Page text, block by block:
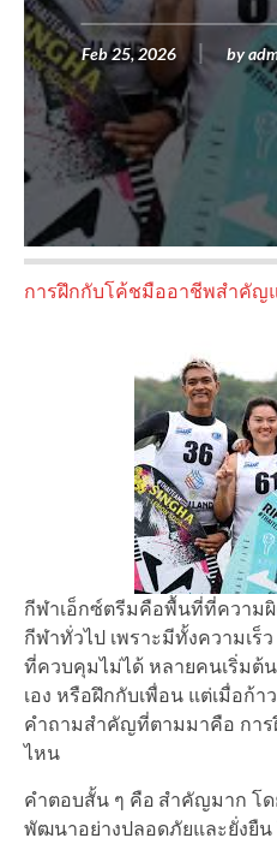
Feb 25, 2026 by
การฝึกกับโค้ชมืออาชีพสำคัญ
กีฬาเอ็กซ์ตรีมคือพื้นที่ที่ความ
กีฬาทั่วไป เพราะมีทั้งความเ
ที่ควบคุมไม่ได้ หลายคนเริ่มต้
เอง หรือฝึกกับเพื่อน แต่เมื่อก้
คำถามสำคัญที่ตามมาคือ กา
ไหน
คำตอบสั้น ๆ คือ สำคัญมาก โ
พัฒนาอย่างปลอดภัยและยั่งยื